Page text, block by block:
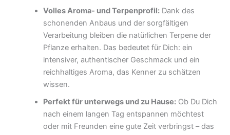
Volles Aroma- und Terpenprofil:Dank des
schonenden Anbaus und der sorgfältigen
Verarbeitung bleiben die natürlichen Terpene der
Pflanze erhalten. Das bedeutet für Dich: ein
intensiver, authentischer Geschmack und ein
reichhaltiges Aroma, das Kenner zu schätzen
wissen.
Perfekt für unterwegs und zu Hause:Ob Du Dich
nach einem langen Tag entspannen möchtest
oder mit Freunden eine gute Zeit verbringst – das